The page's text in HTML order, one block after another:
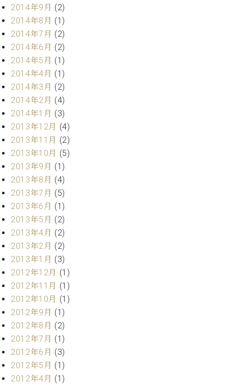
お
問
合
わ
せ
ア
ー
テ
ィ
ト
カ
ス
タ
マ
ー
サ
ー
ビ
ス
(
調
律
)
ア
フ
タ
ー
ー
ビ
2014年9月 (2)
2014年8月 (1)
2014年7月 (2)
2014年6月 (2)
2014年5月 (1)
2014年4月 (1)
2014年3月 (2)
2014年2月 (4)
2014年1月 (3)
2013年12月 (4)
2013年11月 (2)
2013年10月 (5)
2013年9月 (1)
2013年8月 (4)
2013年7月 (5)
2013年6月 (1)
2013年5月 (2)
2013年4月 (2)
2013年2月 (2)
2013年1月 (3)
2012年12月 (1)
2012年11月 (1)
2012年10月 (1)
2012年9月 (1)
2012年8月 (2)
2012年7月 (1)
2012年6月 (3)
2012年5月 (1)
2012年4月 (1)